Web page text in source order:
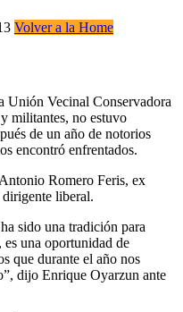
Volver a la Home
Unión Vecinal Conservadora
militantes, no estuvo
de un año de notorios
encontró enfrentados.
Romero Feris, ex
liberal.
sido una tradición para
una oportunidad de
que durante el año nos
dijo Enrique Oyarzun ante